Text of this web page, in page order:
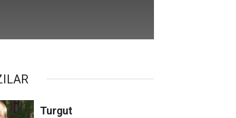
Turgut